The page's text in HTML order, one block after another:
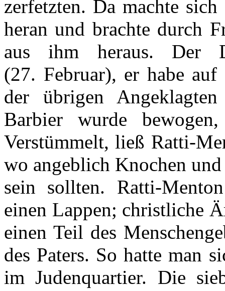
zerfetzten. Da machte
heran und brachte durch
aus ihm heraus. Der
(27. Februar), er habe
der übrigen
Barbier wurde
Verstümmelt, ließ Ratti-
wo angeblich Knochen
sein sollten. Ratti-
einen Lappen; christliche
einen Teil des
des Paters. So hatte man
im Judenquartier. Die